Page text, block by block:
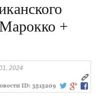
+
2024
ID: 3515209